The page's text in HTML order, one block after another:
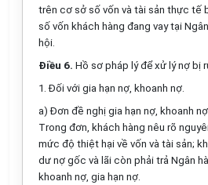
trên cơ sở số vốn và tài sản thực tế
số vốn khách hàng đang vay tại
hội.
Điều 6. Hồ sơ pháp lý để xử lý nợ bị
1. Đối với gia hạn nợ, khoanh nợ.
a) Đơn đề nghị gia hạn nợ, khoanh
Trong đơn, khách hàng nêu rõ
mức độ thiệt hại về vốn và tài sản;
dư nợ gốc và lãi còn phải trả Ngân
khoanh nợ, gia hạn nợ.